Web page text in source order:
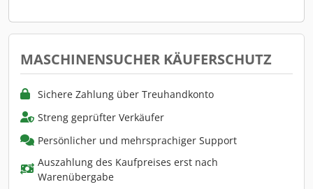
MASCHINENSUCHER KÄUFERSCHUTZ
Sichere Zahlung über Treuhandkonto
Streng geprüfter Verkäufer
Persönlicher und mehrsprachiger Support
Auszahlung des Kaufpreises erst nach
Warenübergabe